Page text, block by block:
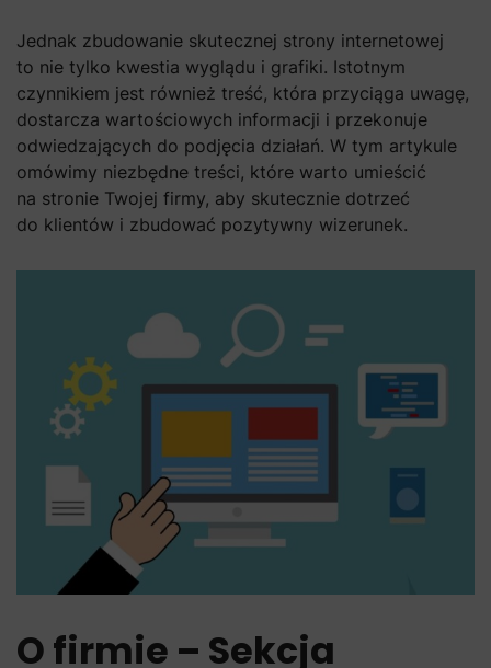
Jednak zbudowanie skutecznej strony internetowej
to nie tylko kwestia wyglądu i grafiki. Istotnym
czynnikiem jest również treść, która przyciąga uwagę,
dostarcza wartościowych informacji i przekonuje
odwiedzających do podjęcia działań. W tym artykule
omówimy niezbędne treści, które warto umieścić
na stronie Twojej firmy, aby skutecznie dotrzeć
do klientów i zbudować pozytywny wizerunek.
O firmie – Sekcja